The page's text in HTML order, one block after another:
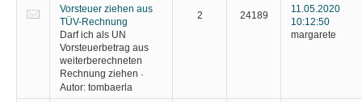
Vorsteuer ziehen aus
TÜV-Rechnung
Darf ich als UN
Vorsteuerbetrag aus
weiterberechneten
Rechnung ziehen ·
Autor: tombaerla
2 24189
11.05.2020
10:12:50
margarete